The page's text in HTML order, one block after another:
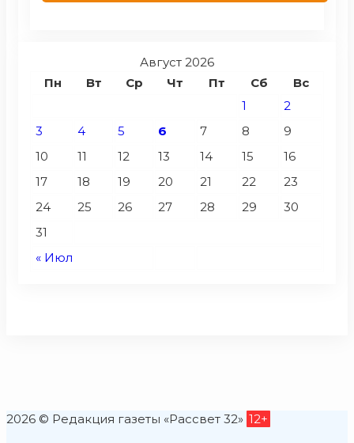
Август 2026
Пн
Вт Ср Чт Пт Сб Вс
« Июл
1
2
3
4 5 6 7 8
9
10
11 12 13 14 15
16
17
18 19 20 21 22
23
24
25 26 27 28 29
30
31
2026 © Редакция газеты «Рассвет 32» 12+